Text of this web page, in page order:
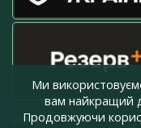
press@armyinform.com.ua
Ми
вам найкращий
Продовжуючи